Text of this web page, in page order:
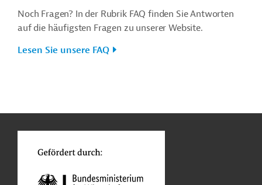
Noch Fragen? In der Rubrik FAQ finden Sie Antworten
auf die häufigsten Fragen zu unserer Website.
Lesen Sie unsere FAQ